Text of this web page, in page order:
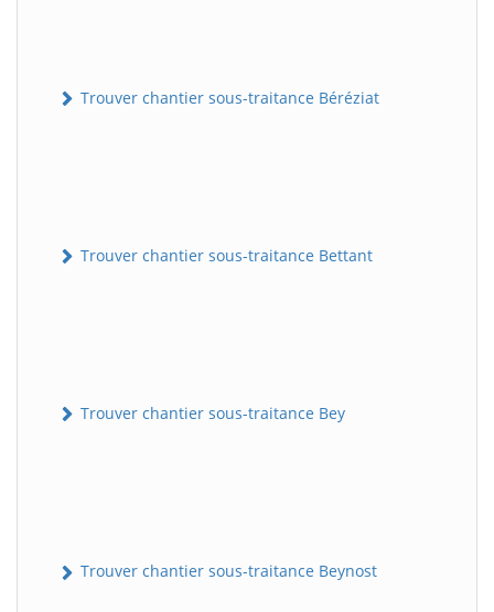
Trouver chantier sous-traitance Béréziat
Trouver chantier sous-traitance Bettant
Trouver chantier sous-traitance Bey
Trouver chantier sous-traitance Beynost